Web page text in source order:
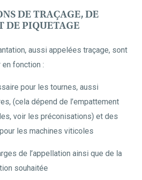
DE TRAÇAGE, DE
DE PIQUETAGE
aussi appelées traçage, sont
fonction :
pour les tournes, aussi
(cela dépend de l’empattement
voir les préconisations) et des
les machines viticoles
de l’appellation ainsi que de la
souhaitée